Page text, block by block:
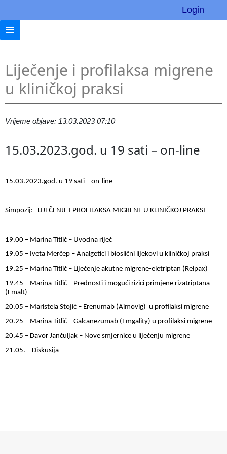
Login
Liječenje i profilaksa migrene
u kliničkoj praksi
Vrijeme objave: 13.03.2023 07:10
15.03.2023.god. u 19 sati – on-line
15.03.2023.god. u 19 sati – on-line
Simpozij: LIJEČENJE I PROFILAKSA MIGRENE U KLINIČKOJ PRAKSI
19.00 – Marina Titlić – Uvodna riječ
19.05 – Iveta Merčep – Analgetici i bioslični lijekovi u kliničkoj praksi
19.25 – Marina Titlić – Liječenje akutne migrene-eletriptan (Relpax)
19.45 – Marina Titlić – Prednosti i mogući rizici primjene rizatriptana
(Emalt)
20.05 – Maristela Stojić – Erenumab (Aimovig) u profilaksi migrene
20.25 – Marina Titlić – Galcanezumab (Emgality) u profilaksi migrene
20.45 – Davor Jančuljak – Nove smjernice u liječenju migrene
21.05. – Diskusija -